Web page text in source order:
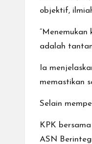
objektif,
adalah
Ia
memastikan
Selain
KPK
ASN